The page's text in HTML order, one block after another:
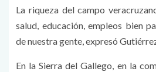
La riqueza del campo
salud, educación, empleos bien
de nuestra gente, expresó
En la Sierra del Gallego, en la